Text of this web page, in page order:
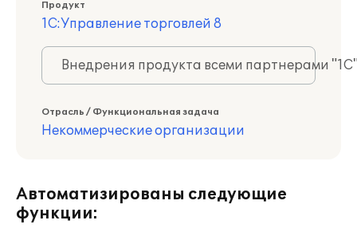
Продукт
1С:Управление торговлей 8
Внедрения продукта всеми партнерами
Отрасль / Функциональная задача
Некоммерческие организации
Автоматизированы следующие
функции: